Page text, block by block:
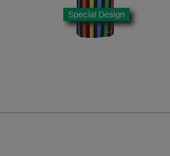
Special Design